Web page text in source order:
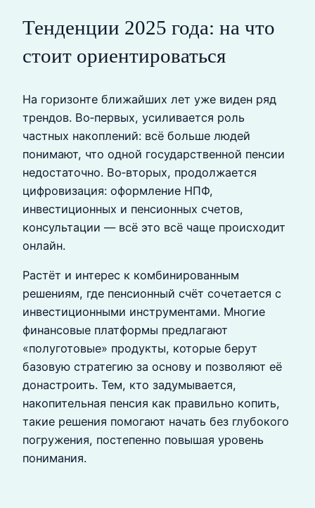
Тенденции 2025 года: на что
стоит ориентироваться
На горизонте ближайших лет уже виден ряд
трендов. Во‑первых, усиливается роль
частных накоплений: всё больше людей
понимают, что одной государственной пенсии
недостаточно. Во‑вторых, продолжается
цифровизация: оформление НПФ,
инвестиционных и пенсионных счетов,
консультации — всё это всё чаще происходит
онлайн.
Растёт и интерес к комбинированным
решениям, где пенсионный счёт сочетается с
инвестиционными инструментами. Многие
финансовые платформы предлагают
«полуготовые» продукты, которые берут
базовую стратегию за основу и позволяют её
донастроить. Тем, кто задумывается,
накопительная пенсия как правильно копить,
такие решения помогают начать без глубокого
погружения, постепенно повышая уровень
понимания.